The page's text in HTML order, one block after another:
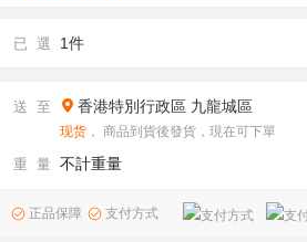
已 選 1件
送 至 香港特別行政區 九龍城區
现货 ， 商品到貨後發貨，現在可下單
重 量 不計重量
正品保障 支付方式